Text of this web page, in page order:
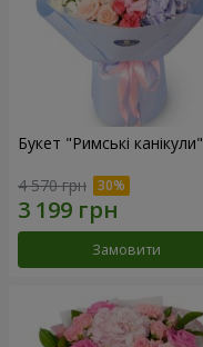
Букет "Римські канікули"
4 570 грн
Замовити